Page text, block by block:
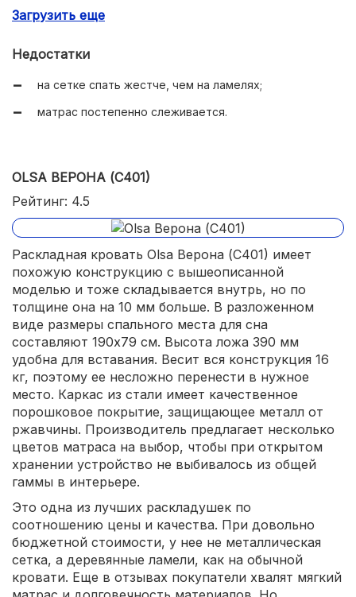
мягкий матрас;
Загрузить еще
Недостатки
на сетке спать жестче, чем на ламелях;
матрас постепенно слеживается.
OLSA ВЕРОНА (С401)
Рейтинг: 4.5
Раскладная кровать Olsa Верона (С401) имеет
похожую конструкцию с вышеописанной
моделью и тоже складывается внутрь, но по
толщине она на 10 мм больше. В разложенном
виде размеры спального места для сна
составляют 190х79 см. Высота ложа 390 мм
удобна для вставания. Весит вся конструкция 16
кг, поэтому ее несложно перенести в нужное
место. Каркас из стали имеет качественное
порошковое покрытие, защищающее металл от
ржавчины. Производитель предлагает несколько
цветов матраса на выбор, чтобы при открытом
хранении устройство не выбивалось из общей
гаммы в интерьере.
Это одна из лучших раскладушек по
соотношению цены и качества. При довольно
бюджетной стоимости, у нее не металлическая
сетка, а деревянные ламели, как на обычной
кровати. Еще в отзывах покупатели хвалят мягкий